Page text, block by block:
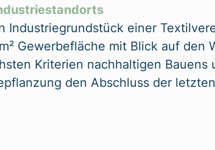
Industriegrundstück einer
Gewerbefläche mit Blick auf den
Kriterien nachhaltigen Bauens
den Abschluss der